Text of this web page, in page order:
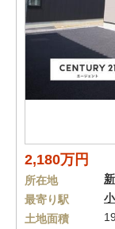
2,180万円
所在地
最寄り駅
土地面積